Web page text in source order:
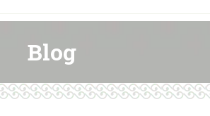
Blog